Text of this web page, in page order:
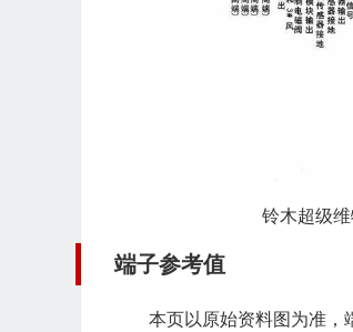
铃木超级
端子参考值
本页以原始资料图为准，